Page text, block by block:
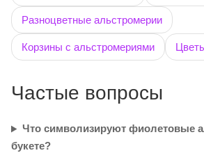
Разноцветные альстромерии
Корзины с альстромериями
Частые вопросы
Что символизируют фиолетовые
букете?